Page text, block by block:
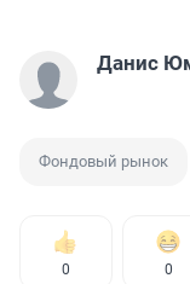
Данис
Фондовый рынок
0 0